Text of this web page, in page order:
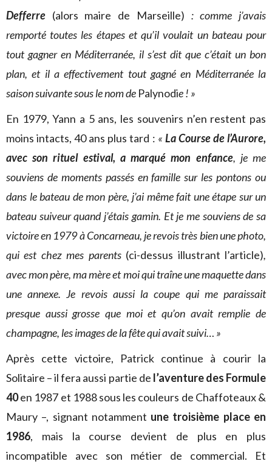
Defferre (alors maire de Marseille) : comme j’avais
remporté toutes les étapes et qu’il voulait un bateau pour
tout gagner en Méditerranée, il s’est dit que c’était un bon
plan, et il a effectivement tout gagné en Méditerranée la
saison suivante sous le nom de Palynodie ! »
En 1979, Yann a 5 ans, les souvenirs n’en restent pas
moins intacts, 40 ans plus tard : « La Course de l’Aurore,
avec son rituel estival, a marqué mon enfance, je me
souviens de moments passés en famille sur les pontons ou
dans le bateau de mon père, j’ai même fait une étape sur un
bateau suiveur quand j’étais gamin. Et je me souviens de sa
victoire en 1979 à Concarneau, je revois très bien une photo,
qui est chez mes parents (ci-dessus illustrant l’article),
avec mon père, ma mère et moi qui traîne une maquette dans
une annexe. Je revois aussi la coupe qui me paraissait
presque aussi grosse que moi et qu’on avait remplie de
champagne, les images de la fête qui avait suivi… »
Après cette victoire, Patrick continue à courir la
Solitaire – il fera aussi partie de l’aventure des Formule
40en 1987 et 1988 sous les couleurs de Chaffoteaux &
Maury –, signant notamment une troisième place en
1986, mais la course devient de plus en plus
incompatible avec son métier de commercial. Et